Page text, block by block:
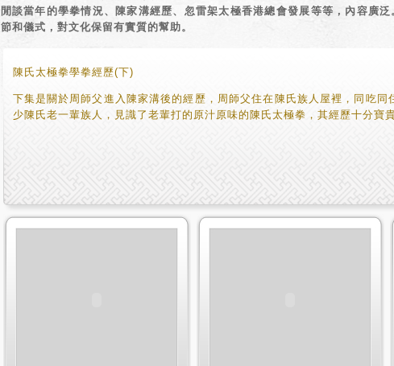
閒談當年的學拳情況、陳家溝經歷、忽雷架太極香港總會發展等等，內容廣
節和儀式，對文化保留有實質的幫助。
陳氏太極拳學拳經歷(下)
下集是關於周師父進入陳家溝後的經歷，周師父住在陳氏族人屋裡，同吃同
少陳氏老一輩族人，見識了老輩打的原汁原味的陳氏太極拳，其經歷十分寶